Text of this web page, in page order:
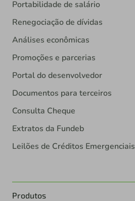
Portabilidade de salário
Renegociação de dívidas
Análises econômicas
Promoções e parcerias
Portal do desenvolvedor
Documentos para terceiros
Consulta Cheque
Extratos da Fundeb
Leilões de Créditos Emergenciais
Produtos